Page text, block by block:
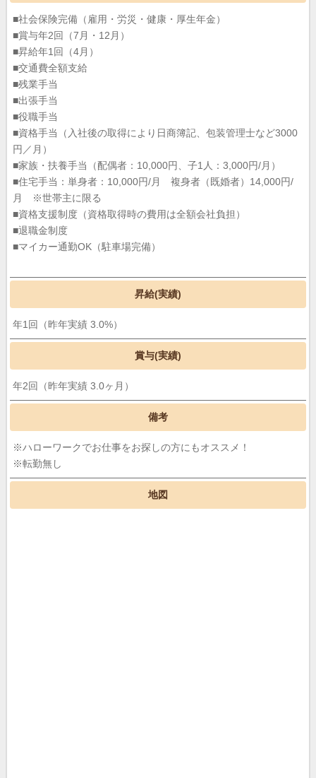
■社会保険完備（雇用・労災・健康・厚生年金）
■賞与年2回（7月・12月）
■昇給年1回（4月）
■交通費全額支給
■残業手当
■出張手当
■役職手当
■資格手当（入社後の取得により日商簿記、包装管理士など3000
円／月）
■家族・扶養手当（配偶者：10,000円、子1人：3,000円/月）
■住宅手当：単身者：10,000円/月 複身者（既婚者）14,000円/
月 ※世帯主に限る
■資格支援制度（資格取得時の費用は全額会社負担）
■退職金制度
■マイカー通勤OK（駐車場完備）
昇給(実績)
年1回（昨年実績 3.0%）
賞与(実績)
年2回（昨年実績 3.0ヶ月）
備考
※ハローワークでお仕事をお探しの方にもオススメ！
※転勤無し
地図